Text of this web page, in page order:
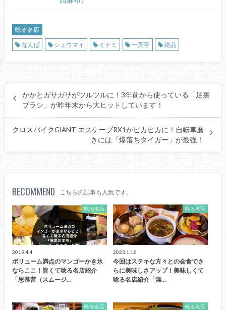
唸る名店
なんば
シュウマイ ミナミ 一芳亭 絶品
かかとガサガサがツルツルに！3年前から使っている「足裏
ブラシ」が昨年末から大ヒットしています！
クロスバイクGIANT エスケープRX1がピカピカに！自転車磨
きには「爆落ちタイガー」が最強！
RECOMMEND こちらの記事も人気です。
唸る名店
2019.4.4
ボリューム満点のマンゴーかき氷
ならここ！旨くて唸る名店紹介
「思慕昔（スムージ…
唸る名店
2023.1.12
今回はステキな方々との会食でさ
らに美味しさアップ！美味しくて
唸る名店紹介「漂…
唸る名店 唸る名店